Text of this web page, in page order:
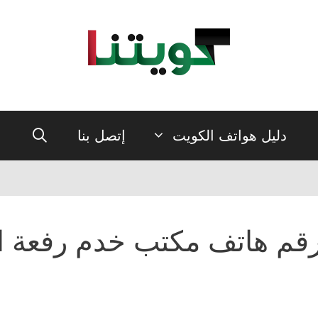
دليل هواتف الكويت إتصل بنا
هاتف مكتب خدم رفعة